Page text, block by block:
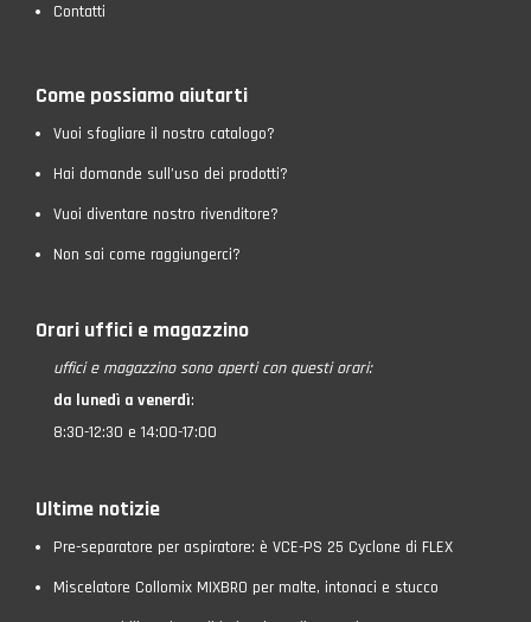
Contatti
Come possiamo aiutarti
Vuoi sfogliare il nostro catalogo?
Hai domande sull’uso dei prodotti?
Vuoi diventare nostro rivenditore?
Non sai come raggiungerci?
Orari uffici e magazzino
uffici e magazzino sono aperti con questi orari:
da lunedì a venerdì:
8:30-12:30 e 14:00-17:00
Ultime notizie
Pre-separatore per aspiratore: è VCE-PS 25 Cyclone di FLEX
Miscelatore Collomix MIXBRO per malte, intonaci e stucco